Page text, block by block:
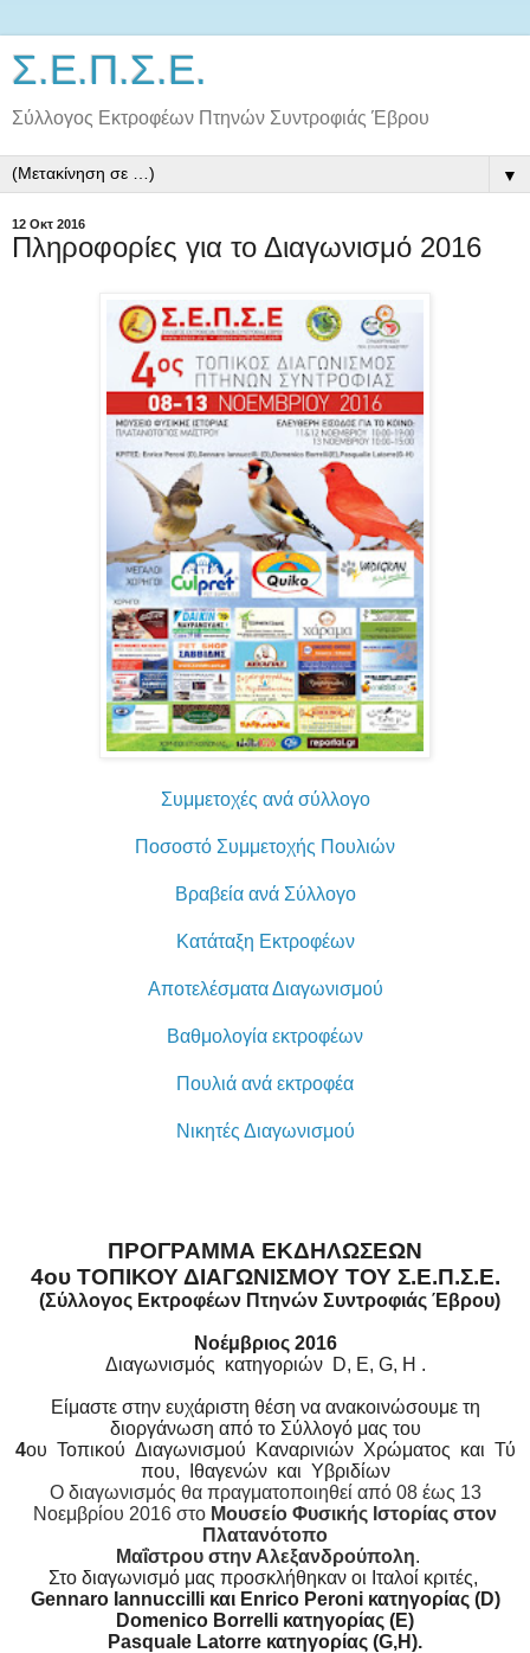
Σ.Ε.Π.Σ.Ε.
Σύλλογος Εκτροφέων Πτηνών Συντροφιάς Έβρου
▼
12 Οκτ 2016
Πληροφορίες για το Διαγωνισμό 2016
Συμμετοχές ανά σύλλογο
Ποσοστό Συμμετοχής Πουλιών
Βραβεία ανά Σύλλογο
Κατάταξη Εκτροφέων
Αποτελέσματα Διαγωνισμού
Βαθμολογία εκτροφέων
Πουλιά ανά εκτροφέα
Νικητές Διαγωνισμού
ΠΡΟΓΡΑΜΜΑ ΕΚΔΗΛΩΣΕΩΝ
4ου ΤΟΠΙΚΟΥ ΔΙΑΓΩΝΙΣΜΟΥ ΤΟΥ Σ.Ε.Π.Σ.Ε.
(Σύλλογος Εκτροφέων Πτηνών Συντροφιάς Έβρου)
Νοέμβριος 2016
Διαγωνισμός κατηγοριών D, E, G, H .
Είμαστε στην ευχάριστη θέση να ανακοινώσουμε τη
διοργάνωση από το Σύλλογό μας του
4ου Τοπικού Διαγωνισμού Καναρινιών Χρώματος και Τύ
που, Ιθαγενών και Υβριδίων
Ο διαγωνισμός θα πραγματοποιηθεί από 08 έως 13
Νοεμβρίου 2016 στο Μουσείο Φυσικής Ιστορίας στον
Πλατανότοπο
Μαΐστρου στην Αλεξανδρούπολη.
Στο διαγωνισμό μας προσκλήθηκαν οι Ιταλοί κριτές,
Gennaro Iannuccilli και Enrico Peroni κατηγορίας (D)
Domenico Borrelli κατηγορίας (Ε)
Pasquale Latorre κατηγορίας (G,H).